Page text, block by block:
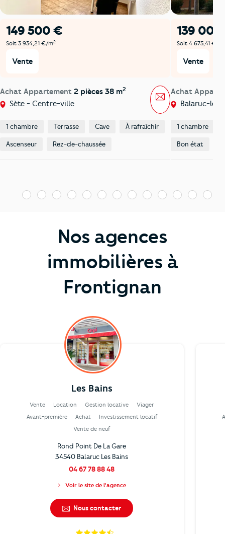
149 500 €
Soit 3 934,21 €/m2
Vente
Achat Appartement 2 pièces 38 m2
Sète - Centre-ville
Message
1 chambre Terrasse Cave À rafraîchir
Ascenseur Rez-de-chaussée
139
Soit 4 675,41 €/m
Vente
Achat
Balaruc-les-
1 chambre
Bon état
1 2 3 4 5 6 7 8 9 10 11 12 13
Nos agences
immobilières à
Frontignan
Les Bains
Vente Location Gestion locative
Viager
Avant-première
Achat
Investissement locatif
Vente de neuf
Rond Point De La Gare
34540 Balaruc Les Bains
04 67 78 88 48
Voir le site de l'agence
Nous contacter